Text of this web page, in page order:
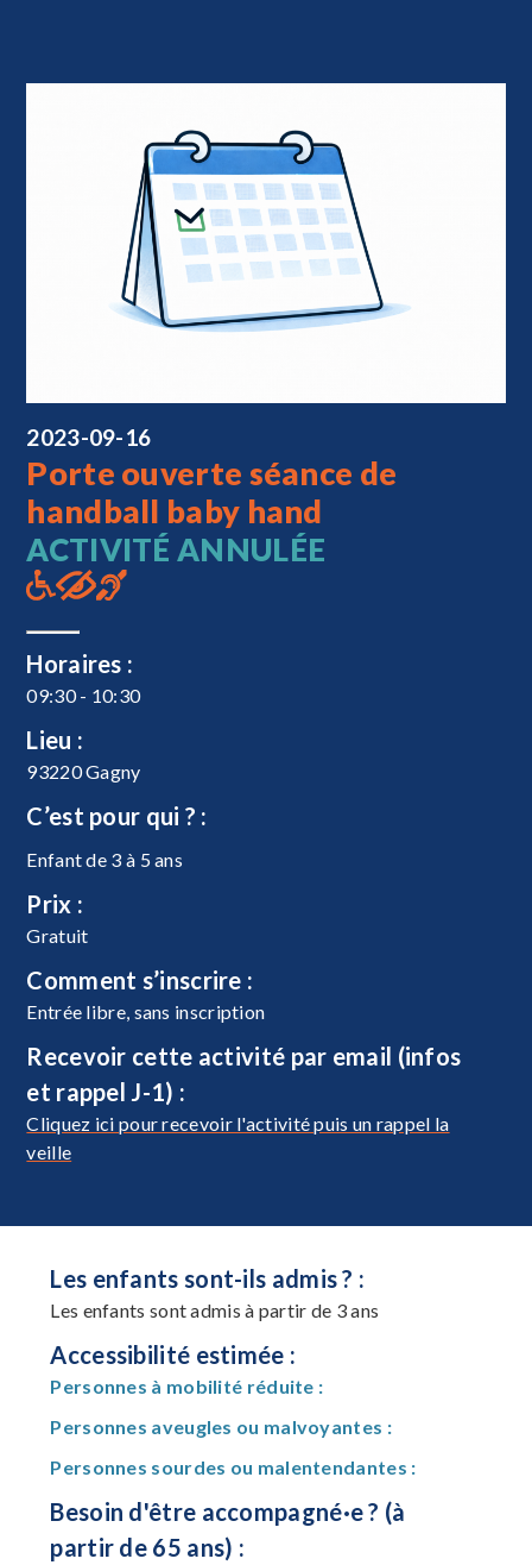
2023-09-16
Porte ouverte séance de
handball baby hand
ACTIVITÉ ANNULÉE
Horaires :
09:30 - 10:30
Lieu :
93220 Gagny
C’est pour qui ? :
Enfant de 3 à 5 ans
Prix :
Gratuit
Comment s’inscrire :
Entrée libre, sans inscription
Recevoir cette activité par email (infos
et rappel J-1) :
Cliquez ici pour recevoir l'activité puis un rappel la
veille
Les enfants sont-ils admis ? :
Les enfants sont admis à partir de 3 ans
Accessibilité estimée :
Personnes à mobilité réduite :
Personnes aveugles ou malvoyantes :
Personnes sourdes ou malentendantes :
Besoin d'être accompagné·e ? (à
partir de 65 ans) :